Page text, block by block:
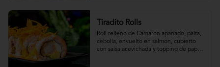
Tiradito Rolls
Roll relleno de Camaron apanado, palta,
cebolla, envuelto en salmon, cubierto
con salsa acevichada y topping de papa